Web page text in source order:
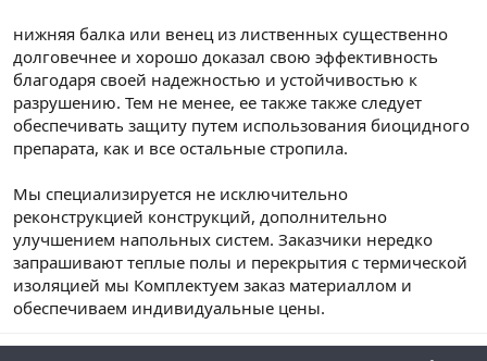
нижняя балка или венец из лиственных существенно
долговечнее и хорошо доказал свою эффективность
благодаря своей надежностью и устойчивостью к
разрушению. Тем не менее, ее также также следует
обеспечивать защиту путем использования биоцидного
препарата, как и все остальные стропила.
Мы специализируется не исключительно
реконструкцией конструкций, дополнительно
улучшением напольных систем. Заказчики нередко
запрашивают теплые полы и перекрытия с термической
изоляцией мы Комплектуем заказ материаллом и
обеспечиваем индивидуальные цены.